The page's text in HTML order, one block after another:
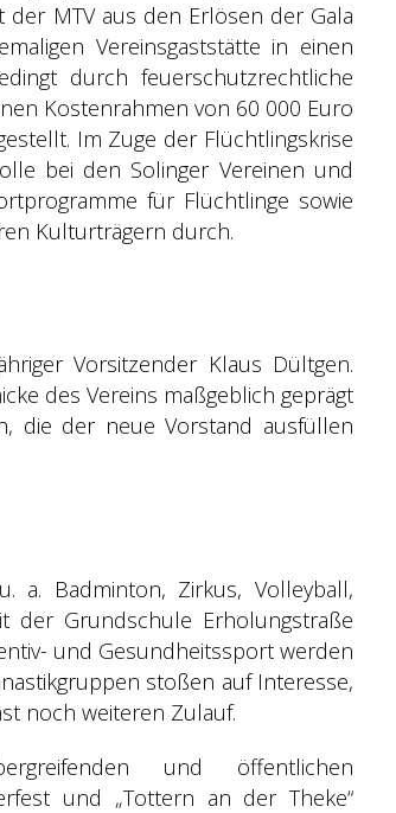
MTV aus den Erlösen der Gala
Vereinsgaststätte in einen
durch feuerschutzrechtliche
Kostenrahmen von 60 000 Euro
Im Zuge der Flüchtlingskrise
bei den Solinger Vereinen und
für Flüchtlinge sowie
Kulturträgern durch.
Vorsitzender Klaus Dültgen.
des Vereins maßgeblich geprägt
die der neue Vorstand ausfüllen
a. Badminton, Zirkus, Volleyball,
der Grundschule Erholungstraße
und Gesundheitssport werden
stoßen auf Interesse,
noch weiteren Zulauf.
und öffentlichen
und „Tottern an der Theke“